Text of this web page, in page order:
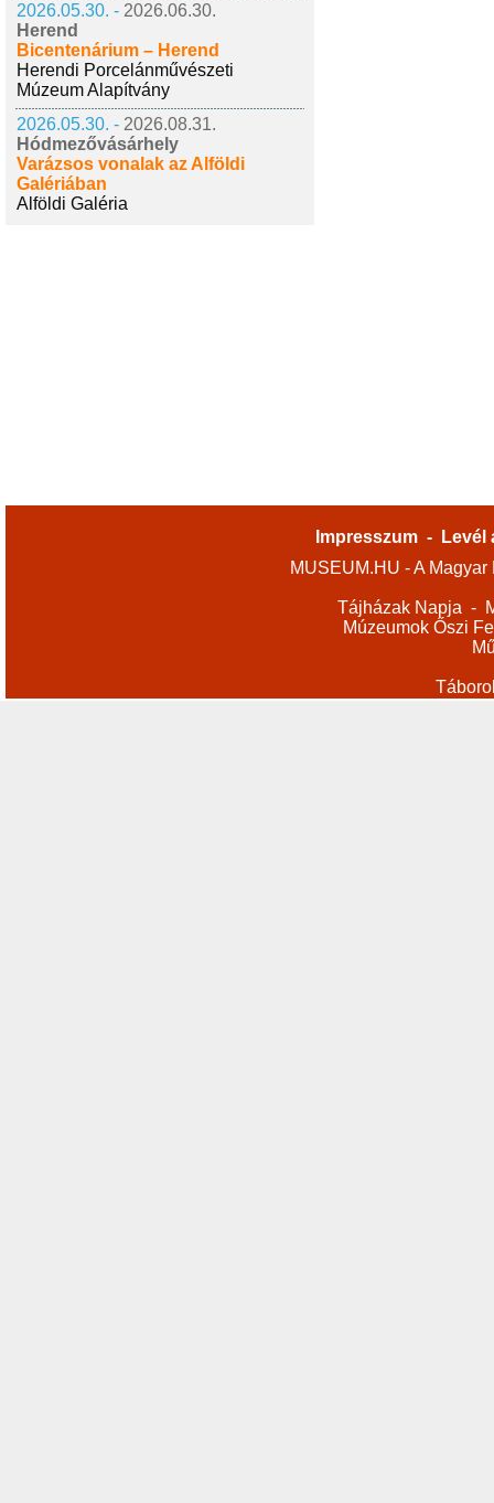
2026.05.30. - 2026.06.30.
Herend
Bicentenárium – Herend
Herendi Porcelánművészeti
Múzeum Alapítvány
2026.05.30. - 2026.08.31.
Hódmezővásárhely
Varázsos vonalak az Alföldi
Galériában
Alföldi Galéria
Impresszum -
Levél
MUSEUM.HU - A
Tájházak Napja -
Múzeumok Őszi